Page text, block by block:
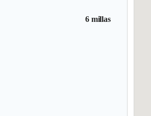
6 millas